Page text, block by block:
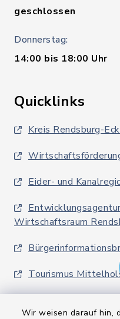
Wir weisen darauf hin,
geschlossen
Donnerstag:
14:00 bis 18:00 Uhr
Quicklinks
Kreis Rendsburg-
Eider- und
Wirtschaftsraum
Tourismus